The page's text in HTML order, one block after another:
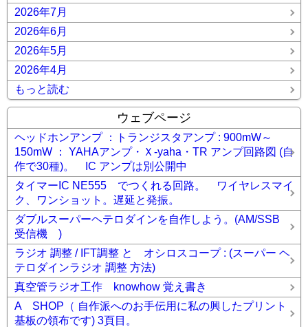
ジオ GT管 5球スーパー 08号機
真空管ラジオ GT管 5球
真
空管ラジオ GT管 5球スーパー 12号機
真空管ラジオ GT
ー 14号機
真空管ラジオ GT管 5球スーパー ver2
録
2026年7月
2026年6月
2026年5月
2026年4月
もっと読む
ウェブページ
ヘッドホンアンプ ：トランジスタアンプ : 900mW～
150mW ： YAHAアンプ・Ｘ-yaha・TR アンプ回路図 (自
作で30種)。 IC アンプは別公開中
タイマーIC NE555 でつくれる回路。 ワイヤレスマイ
ク、ワンショット。遅延と発振。
ダブルスーパーヘテロダインを自作しよう。(AM/SSB
受信機 )
ラジオ 調整 / IFT調整 と オシロスコープ : (スーパー ヘ
テロダインラジオ 調整 方法)
真空管ラジオ工作 knowhow 覚え書き
A SHOP（ 自作派へのお手伝用に私の興したプリント
基板の領布です) 3頁目。